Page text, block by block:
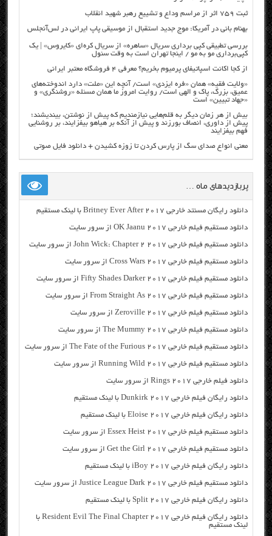
ثبت ۷۵۹ اثر از مراسم وداع و تشییع رهبر شهید انقلاب
بهنام بانی در آمریکا: موج جدید استقبال از موسیقی پاپ ایرانی در لس‌آنجلس
بررسی تطبیقی کپی برداری سریال «ساهره» از سریال کره‌ای «کایروس» | یک
کپی‌برداری مو به مو / اینجا تهران است به وقت سئول
از کجا اکانت اسپاتیفای پرمیوم بخریم؟ معرفی ۴ فروشگاه معتبر ایرانی
«ولایت فقیه» همان «فره ایزدی» است/ آنچه این «ملت» دارد اندوخته‌های
عمیق، بزرگ، پاک و الهی است/ روایت امروز ما همان مسئله «روشنگری» و
«جهاد تبیین» است
بیش از هر زمان دیگر به قلم‌هایی نیازمندیم که پیش از نوشتن، بیندیشند؛
پیش از داوری، انصاف بورزند و پیش از آنکه بر هیاهو بیفزایند، بر روشنایی
فهم بیفزایند
معنی انواع صدای سگ از پارس کردن تا زوزه کشیدن + دانلود فایل صوتی
پربازدیدهای ماه …
دانلود رایگان مسنتد خارجی Britney Ever After 2017 با لینک مستقیم
دانلود مستقیم فیلم خارجی OK Jaanu 2017 از سرور سایت
دانلود مستقیم فیلم خارجی John Wick: Chapter 2 2017 از سرور سایت
دانلود مستقیم فیلم خارجی Cross Wars 2017 از سرور سایت
دانلود مستقیم فیلم خارجی Fifty Shades Darker 2017 از سرور سایت
دانلود مستقیم فیلم خارجی From Straight As 2017 از سرور سایت
دانلود مستقیم فیلم خارجی Zeroville 2017 از سرور سایت
دانلود مستقیم فیلم خارجی The Mummy 2017 از سرور سایت
دانلود مستقیم فیلم خارجی The Fate of the Furious 2017 از سرور سایت
دانلود مستقیم فیلم خارجی Running Wild 2017 از سرور سایت
دانلود فیلم خارجی Rings 2017 از سرور سایت
دانلود رایگان فیلم خارجی Dunkirk 2017 با لینک مستقیم
دانلود رایگان فیلم خارجی Eloise 2017 با لینک مستقیم
دانلود مستقیم فیلم خارجی Essex Heist 2017 از سرور سایت
دانلود مستقیم فیلم خارجی Get the Girl 2017 از سرور سایت
دانلود رایگان فیلم خارجی iBoy 2017 با لینک مستقیم
دانلود مستقیم فیلم خارجی Justice League Dark 2017 از سرور سایت
دانلود رایگان فیلم خارجی Split 2017 با لینک مستقیم
دانلود رایگان فیلم خارجی Resident Evil The Final Chapter 2017 با
لینک مستقیم